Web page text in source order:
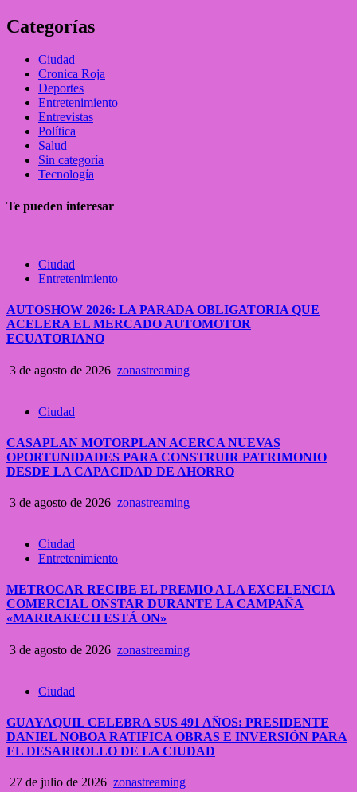
Categorías
Ciudad
Cronica Roja
Deportes
Entretenimiento
Entrevistas
Política
Salud
Sin categoría
Tecnología
Te pueden interesar
Ciudad
Entretenimiento
AUTOSHOW 2026: LA PARADA OBLIGATORIA QUE
ACELERA EL MERCADO AUTOMOTOR
ECUATORIANO
3 de agosto de 2026 zonastreaming
Ciudad
CASAPLAN MOTORPLAN ACERCA NUEVAS
OPORTUNIDADES PARA CONSTRUIR PATRIMONIO
DESDE LA CAPACIDAD DE AHORRO
3 de agosto de 2026 zonastreaming
Ciudad
Entretenimiento
METROCAR RECIBE EL PREMIO A LA EXCELENCIA
COMERCIAL ONSTAR DURANTE LA CAMPAÑA
«MARRAKECH ESTÁ ON»
3 de agosto de 2026 zonastreaming
Ciudad
GUAYAQUIL CELEBRA SUS 491 AÑOS: PRESIDENTE
DANIEL NOBOA RATIFICA OBRAS E INVERSIÓN PARA
EL DESARROLLO DE LA CIUDAD
27 de julio de 2026 zonastreaming